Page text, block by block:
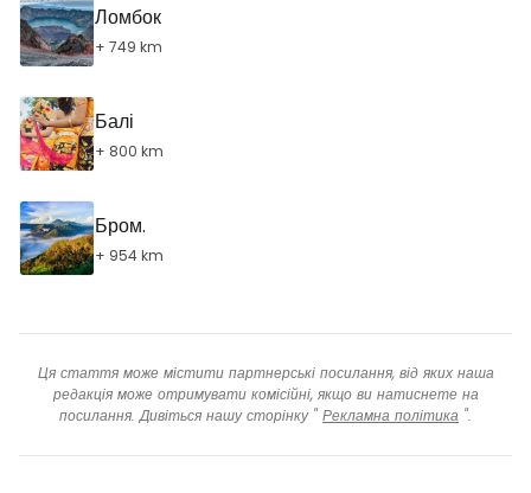
Ломбок
+ 749 km
Балі
+ 800 km
Бром.
+ 954 km
Ця стаття може містити партнерські посилання, від яких наша
редакція може отримувати комісійні, якщо ви натиснете на
посилання. Дивіться нашу сторінку " Рекламна політика ".